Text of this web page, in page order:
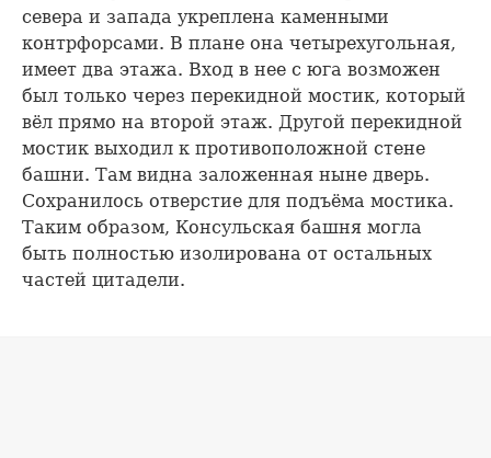
севера и запада укреплена каменными
контрфорсами. В плане она четырехугольная,
имеет два этажа. Вход в нее с юга возможен
был только через перекидной мостик, который
вёл прямо на второй этаж. Другой перекидной
мостик выходил к противоположной стене
башни. Там видна заложенная ныне дверь.
Сохранилось отверстие для подъёма мостика.
Таким образом, Консульская башня могла
быть полностью изолирована от остальных
частей цитадели.